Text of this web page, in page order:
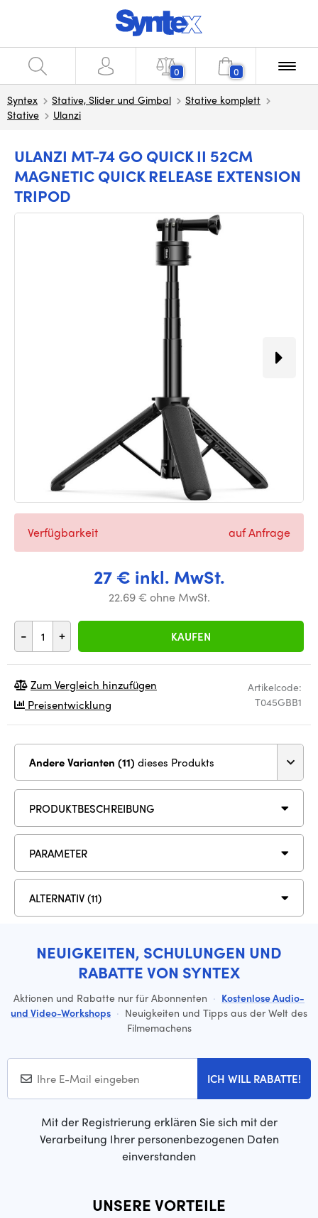
0 0
Syntex Stative, Slider und Gimbal
Stative komplett
Stative
Ulanzi
ULANZI MT-74 GO QUICK II 52CM
MAGNETIC QUICK RELEASE EXTENSION
TRIPOD
27 € inkl. MwSt.
22.69 € ohne MwSt.
- + KAUFEN
Verfügbarkeit auf Anfrage
Artikelcode:
T045GBB1
Zum Vergleich hinzufügen
Preisentwicklung
Andere Varianten (11) dieses Produkts
PRODUKTBESCHREIBUNG
PARAMETER
ALTERNATIV (11)
NEUIGKEITEN, SCHULUNGEN UND
RABATTE VON SYNTEX
Aktionen und Rabatte nur für Abonnenten · Kostenlose Audio-
und Video-Workshops · Neuigkeiten und Tipps aus der Welt des
Filmemachens
ICH WILL RABATTE!
Mit der Registrierung erklären Sie sich mit der
Verarbeitung Ihrer personenbezogenen Daten
einverstanden
UNSERE VORTEILE